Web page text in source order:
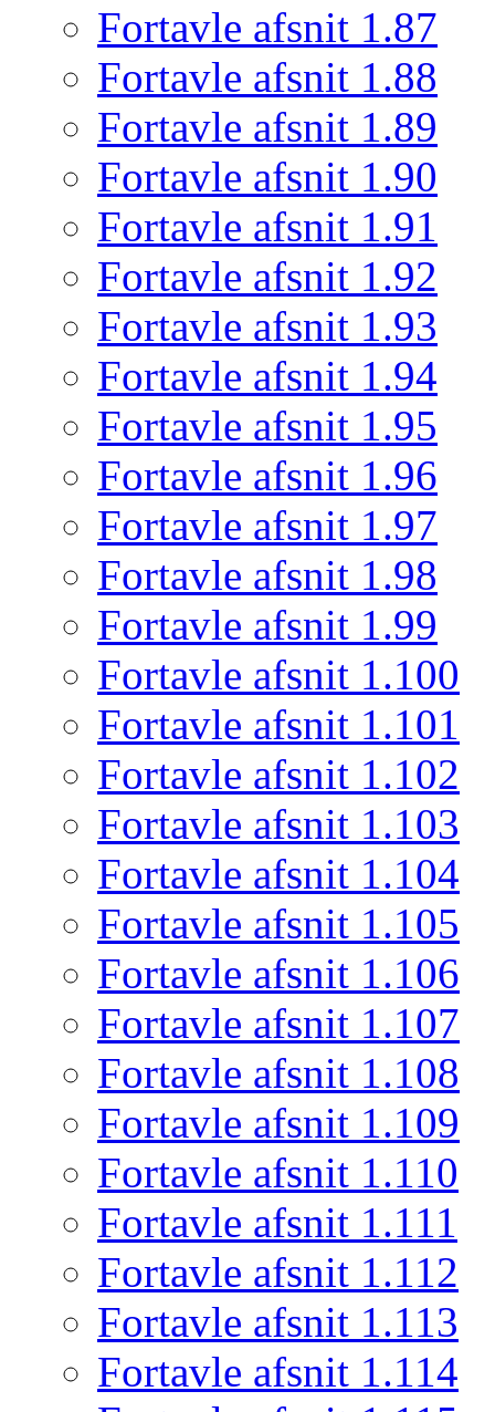
Fortavle afsnit 1.87
Fortavle afsnit 1.88
Fortavle afsnit 1.89
Fortavle afsnit 1.90
Fortavle afsnit 1.91
Fortavle afsnit 1.92
Fortavle afsnit 1.93
Fortavle afsnit 1.94
Fortavle afsnit 1.95
Fortavle afsnit 1.96
Fortavle afsnit 1.97
Fortavle afsnit 1.98
Fortavle afsnit 1.99
Fortavle afsnit 1.100
Fortavle afsnit 1.101
Fortavle afsnit 1.102
Fortavle afsnit 1.103
Fortavle afsnit 1.104
Fortavle afsnit 1.105
Fortavle afsnit 1.106
Fortavle afsnit 1.107
Fortavle afsnit 1.108
Fortavle afsnit 1.109
Fortavle afsnit 1.110
Fortavle afsnit 1.111
Fortavle afsnit 1.112
Fortavle afsnit 1.113
Fortavle afsnit 1.114